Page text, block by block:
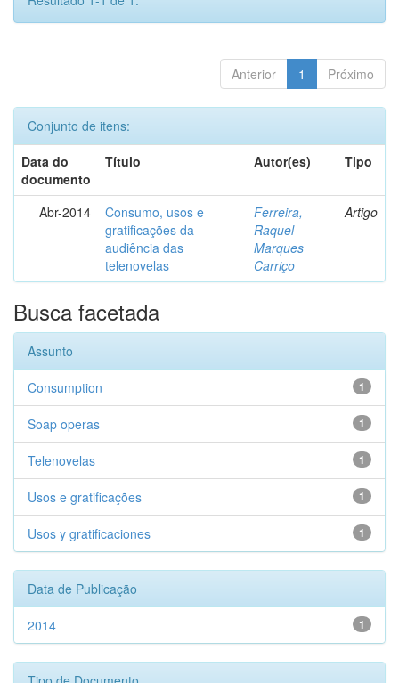
Anterior 1 Próximo
Conjunto de itens:
Data do
documento
Título Autor(es) Tipo
Abr-2014
Consumo, usos e
gratificações da
audiência das
telenovelas
Ferreira,
Raquel
Marques
Carriço
Artigo
Busca facetada
Assunto
1
Consumption
1
Soap operas
1
Telenovelas
1
Usos e gratificações
1
Usos y gratificaciones
Data de Publicação
1
2014